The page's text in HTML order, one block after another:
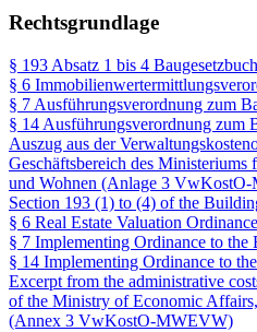
Rechtsgrundlage
§ 193 Absatz 1 bis 4
§ 6
§ 7 Ausführungsverordnung zum
§ 14 Ausführungsverordnung zum
Auszug aus der
Geschäftsbereich des
und Wohnen (Anlage 3
Section 193 (1) to (4) of the
§ 6 Real Estate Valuation
§ 7 Implementing Ordinance to
§ 14 Implementing Ordinance to
Excerpt from the administrative
of the Ministry of Economic
(Annex 3 VwKostO-MWEVW)